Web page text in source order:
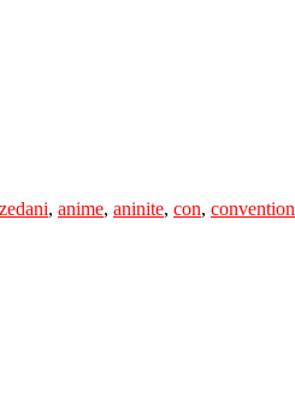
ani, anime, aninite, con, convention